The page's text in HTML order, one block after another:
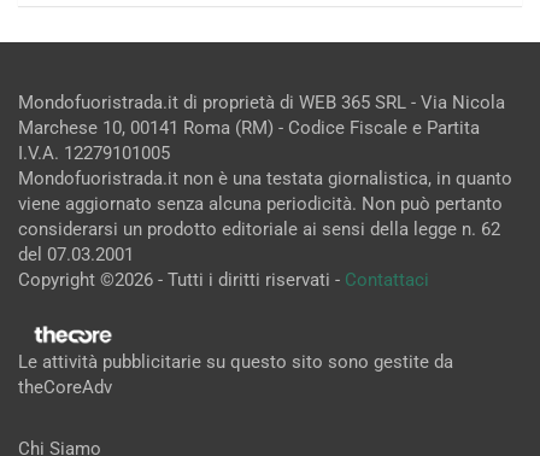
Mondofuoristrada.it di proprietà di WEB 365 SRL - Via Nicola
Marchese 10, 00141 Roma (RM) - Codice Fiscale e Partita
I.V.A. 12279101005
Mondofuoristrada.it non è una testata giornalistica, in quanto
viene aggiornato senza alcuna periodicità. Non può pertanto
considerarsi un prodotto editoriale ai sensi della legge n. 62
del 07.03.2001
Copyright ©2026 - Tutti i diritti riservati - Contattaci
Le attività pubblicitarie su questo sito sono gestite da
theCoreAdv
Chi Siamo